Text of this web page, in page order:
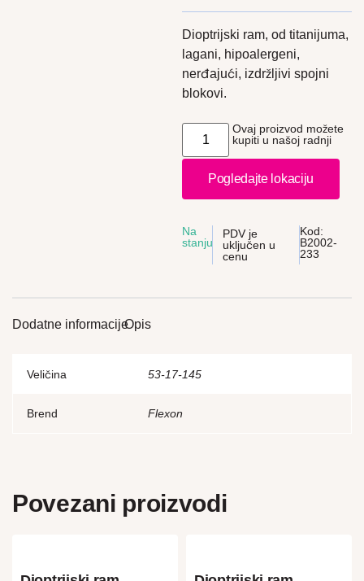
Dioptrijski ram, od titanijuma,
lagani, hipoalergeni,
nerđajući, izdržljivi spojni
blokovi.
Ovaj proizvod možete
kupiti u našoj radnji
Pogledajte lokaciju
Na
stanju
PDV je
uključen u
cenu
Kod:
B2002-
233
Dodatne informacijeOpis
Veličina 53-17-145
Brend Flexon
Povezani proizvodi